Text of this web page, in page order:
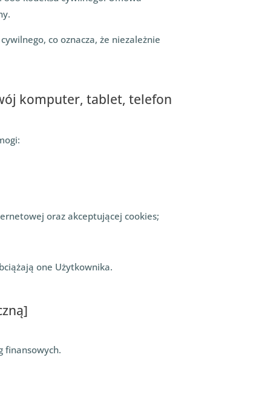
co oznacza, że niezależnie
komputer, tablet, telefon
oraz akceptującej cookies;
one Użytkownika.
finansowych.